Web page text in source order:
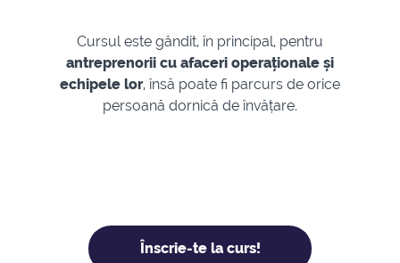
Cursul este gândit, în principal, pentru
antreprenorii cu afaceri operaționale și
echipele lor, însă poate fi parcurs de orice
persoană dornică de învățare.
Înscrie-te la curs!